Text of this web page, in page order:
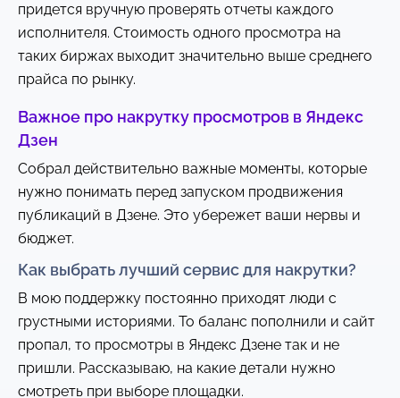
придется вручную проверять отчеты каждого
исполнителя. Стоимость одного просмотра на
таких биржах выходит значительно выше среднего
прайса по рынку.
Важное про накрутку просмотров в Яндекс
Дзен
Собрал действительно важные моменты, которые
нужно понимать перед запуском продвижения
публикаций в Дзене. Это убережет ваши нервы и
бюджет.
Как выбрать лучший сервис для накрутки?
В мою поддержку постоянно приходят люди с
грустными историями. То баланс пополнили и сайт
пропал, то просмотры в Яндекс Дзене так и не
пришли. Рассказываю, на какие детали нужно
смотреть при выборе площадки.